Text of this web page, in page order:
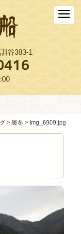
谷383-1
> 暖冬 > img_6909.jpg